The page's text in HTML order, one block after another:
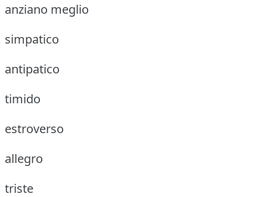
anziano meglio
simpatico
antipatico
timido
estroverso
allegro
triste